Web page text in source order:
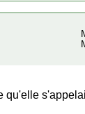
qu'elle